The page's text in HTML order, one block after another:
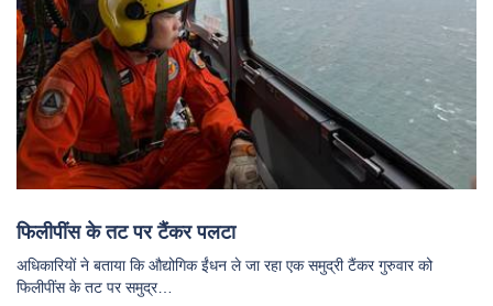
फिलीपींस के तट पर टैंकर पलटा
अधिकारियों ने बताया कि औद्योगिक ईंधन ले जा रहा एक समुद्री टैंकर गुरुवार को
फिलीपींस के तट पर समुद्र…